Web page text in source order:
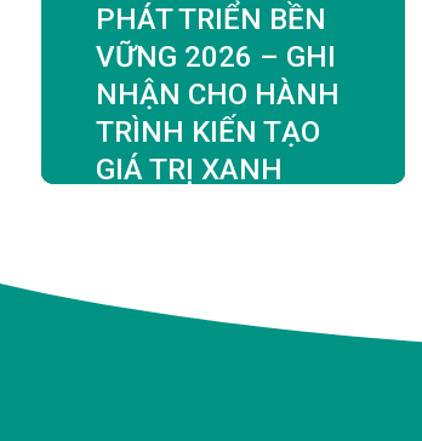
PHÁT TRIỂN BỀN
VỮNG 2026 – GHI
NHẬN CHO HÀNH
TRÌNH KIẾN TẠO
GIÁ TRỊ XANH